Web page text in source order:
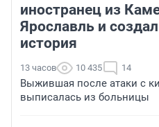
иностранец из
Ярославль и
история
13 часов 10 435 14
Выжившая после атаки с
выписалась из больницы